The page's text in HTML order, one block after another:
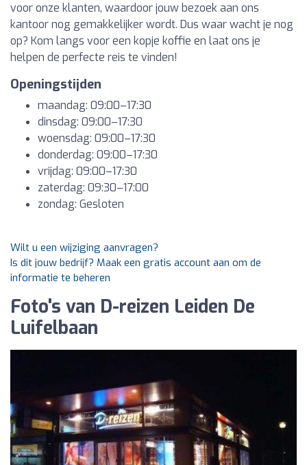
voor onze klanten, waardoor jouw bezoek aan ons
kantoor nog gemakkelijker wordt. Dus waar wacht je nog
op? Kom langs voor een kopje koffie en laat ons je
helpen de perfecte reis te vinden!
Openingstijden
maandag: 09:00–17:30
dinsdag: 09:00–17:30
woensdag: 09:00–17:30
donderdag: 09:00–17:30
vrijdag: 09:00–17:30
zaterdag: 09:30–17:00
zondag: Gesloten
Wilt u een wijziging aanvragen?
Is dit jouw bedrijf? Maak een gratis account aan om de
informatie te beheren
Foto's van D-reizen Leiden De
Luifelbaan